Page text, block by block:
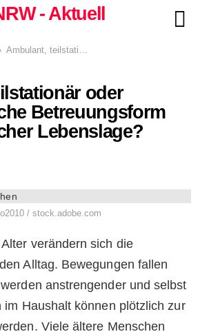
Ambulant, teilstationär oder daheim: Welche Betreuungsform passt zu welcher Lebenslage?
oder
Betreuungsform
Lebenslage?
/ stock.adobe.com
verändern sich die
Alltag. Bewegungen fallen
anstrengender und selbst
im Haushalt können plötzlich zur
Viele ältere Menschen